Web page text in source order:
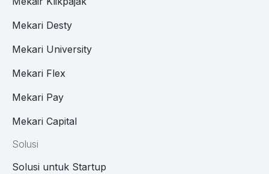
Mekari Desty
Mekari University
Mekari Flex
Mekari Pay
Mekari Capital
Solusi
Solusi untuk Startup